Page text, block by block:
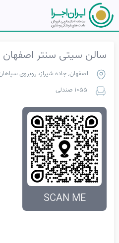
سالن سیتی سنتر اصفهان
اصفهان, جاده شیراز، روبروی
1055 صندلی
SCAN ME